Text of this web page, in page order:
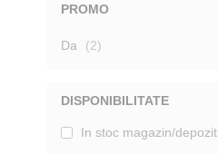
Trakker
Delphin
Konger
5
Afisati mai multe
PROMO
Da 2produse
DISPONIBILITATE
In stoc magazin/depozit